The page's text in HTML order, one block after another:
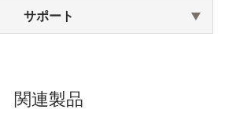
サポート
関連製品